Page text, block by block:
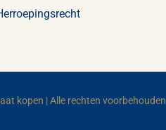
kopen | Alle rechten voorbehouden